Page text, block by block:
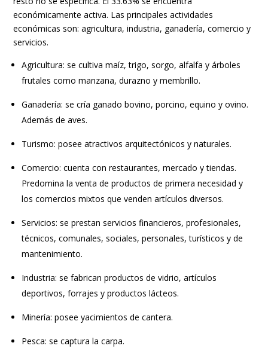
económicamente activa.​ Las principales actividades
económicas son: agricultura, industria, ganadería, comercio y
servicios.
Agricultura: se cultiva maíz, trigo, sorgo, alfalfa y árboles
frutales como manzana, durazno y membrillo.
Ganadería: se cría ganado bovino, porcino, equino y ovino.
Además de aves.
Turismo: posee atractivos arquitectónicos y naturales.
Comercio: cuenta con restaurantes, mercado y tiendas.
Predomina la venta de productos de primera necesidad y
los comercios mixtos que venden artículos diversos.
Servicios: se prestan servicios financieros, profesionales,
técnicos, comunales, sociales, personales, turísticos y de
mantenimiento.
Industria: se fabrican productos de vidrio, artículos
deportivos, forrajes y productos lácteos.
Minería: posee yacimientos de cantera.
Pesca: se captura la carpa.